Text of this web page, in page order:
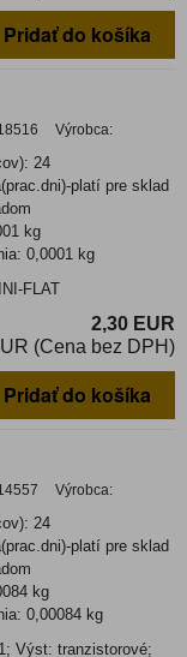
Pridať do košíka
Výrobca:
24
platí pre sklad
kg
0,0001 kg
FLAT
2,30 EUR
(Cena bez DPH)
Pridať do košíka
Výrobca:
24
platí pre sklad
kg
0,00084 kg
Výst: tranzistorové;